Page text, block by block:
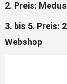
2. Preis:
3. bis 5. Preis:
Webshop